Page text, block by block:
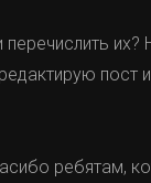
их?
пост
ребятам,